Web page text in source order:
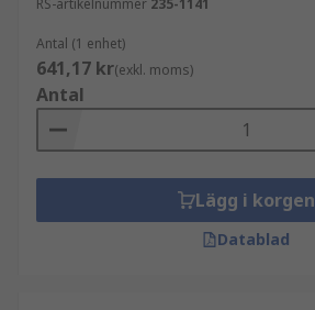
RS-artikelnummer 235-1141
Antal (1 enhet)
641,17 kr(exkl. moms)
Antal
Lägg i korgen
Datablad